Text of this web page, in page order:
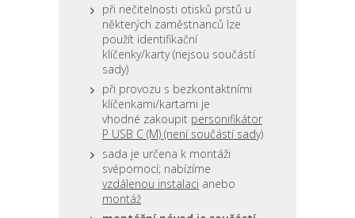
při nečitelnosti otisků prstů u
některých zaměstnanců lze
použít identifikační
klíčenky/karty (nejsou součástí
sady)
při provozu s bezkontaktními
klíčenkami/kartami je
vhodné zakoupit personifikátor
P USB C (M) (není součástí sady)
sada je určena k montáži
svépomocí; nabízíme
vzdálenou instalaci anebo
montáž